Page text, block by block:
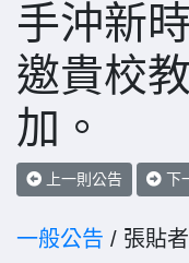
手沖新
邀貴校
加。
上一則公告 下
一般公告 / 張貼者